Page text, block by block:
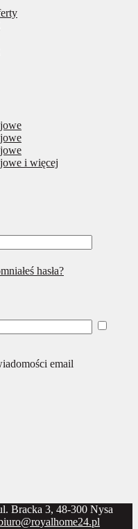
i więcej
hasła?
email
Bracka 3, 48-300 Nysa